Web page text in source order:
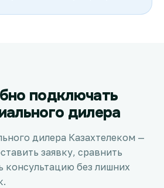
подключать
дилера
дилера Казахтелеком —
заявку, сравнить
консультацию без лишних